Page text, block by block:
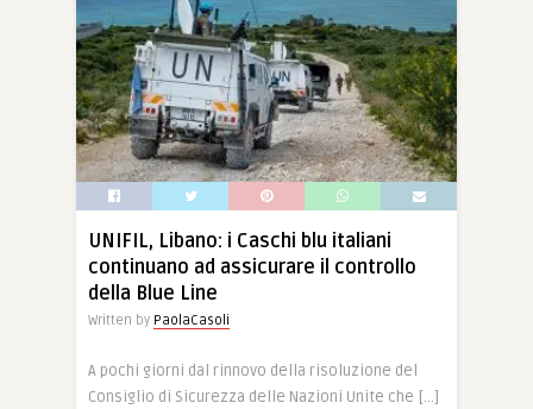
UNIFIL, Libano: i Caschi blu italiani
continuano ad assicurare il controllo
della Blue Line
Written by PaolaCasoli
A pochi giorni dal rinnovo della risoluzione del
Consiglio di Sicurezza delle Nazioni Unite che […]